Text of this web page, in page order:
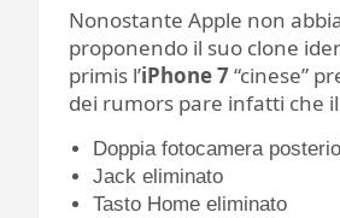
Nonostante Apple non
proponendo il suo clone
primis l’iPhone 7“cinese”
dei rumors pare infatti che
Doppia fotocamera
Jack eliminato
Tasto Home eliminato